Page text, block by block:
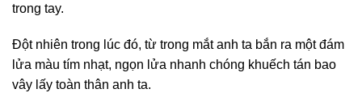
trong tay.
Đột nhiên trong lúc đó, từ trong mắt anh ta bắn ra một đám
lửa màu tím nhạt, ngọn lửa nhanh chóng khuếch tán bao
vây lấy toàn thân anh ta.